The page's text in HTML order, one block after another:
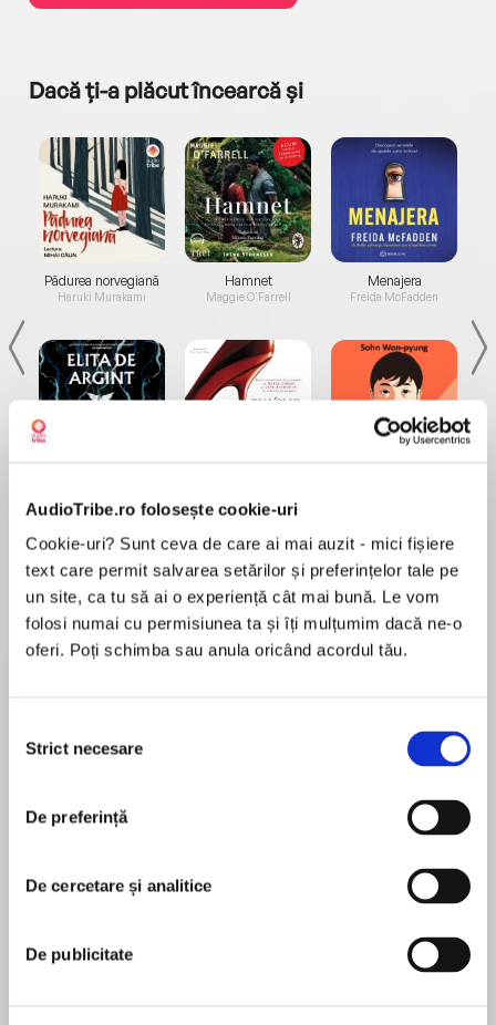
AudioTribe.ro folosește cookie-uri
Cookie-uri? Sunt ceva de care ai mai auzit - mici fișiere
text care permit salvarea setărilor și preferințelor tale pe
un site, ca tu să ai o experiență cât mai bună. Le vom
folosi numai cu permisiunea ta și îți mulțumim dacă ne-o
oferi. Poți schimba sau anula oricând acordul tău.
consimțământului
Strict necesare
De preferință
De cercetare și analitice
De publicitate
Dacă ți-a plăcut încearcă și
Pădurea norvegiană
Haruki Murakami
de...
Dani Francis
Hamnet
Maggie O'Farrell
la...
Lauren Weisberger
Menajera
Freida McFadden
Desprecarte
“Every James Rollins delivers mach-speed
—Steve Berry, author of The Romanov Prophecy
seat excitement” (San Francisco Chronicle),
James Rollins storms the New York Times
bestseller list with every novel he writes. With
his latest breathtaking blockbuster, Altar of
În acest moment nu există recenzii
James Rollins
James Rollinsis the #1New York Timesbestselling
author of international thrillers that have been